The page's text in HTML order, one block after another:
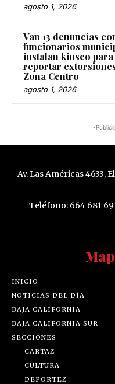
agosto 1, 2026
Van 13 denuncias
funcionarios
instalan kiosco para
reportar
Zona Centro
agosto 1, 2026
-
Av. Las Américas 4633,
Teléfono: 664 681
INICIO
NOTICIAS DEL DÍA
BAJA CALIFORNIA
BAJA CALIFORNIA SUR
SECCIONES
CARTAZ
CULTURA
DEPORTEZ